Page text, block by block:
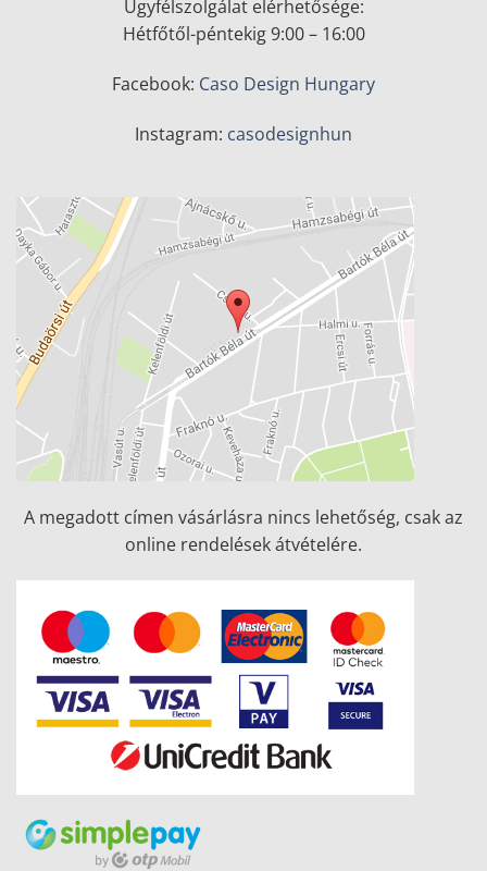
Ügyfélszolgálat elérhetősége:
Hétfőtől-péntekig 9:00 – 16:00
Facebook: Caso Design Hungary
Instagram: casodesignhun
A megadott címen vásárlásra nincs lehetőség, csak az
online rendelések átvételére.